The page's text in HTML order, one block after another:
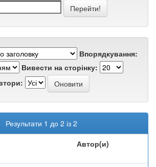
Впорядкування:
Вивести на сторінку:
Результати 1 до 2 із 2
Автор(и)